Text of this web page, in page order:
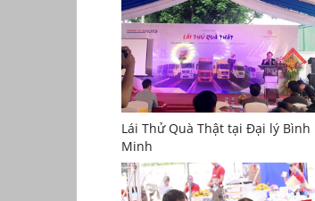
Lái Thử Quà Thật tại Đại lý Bình
Minh